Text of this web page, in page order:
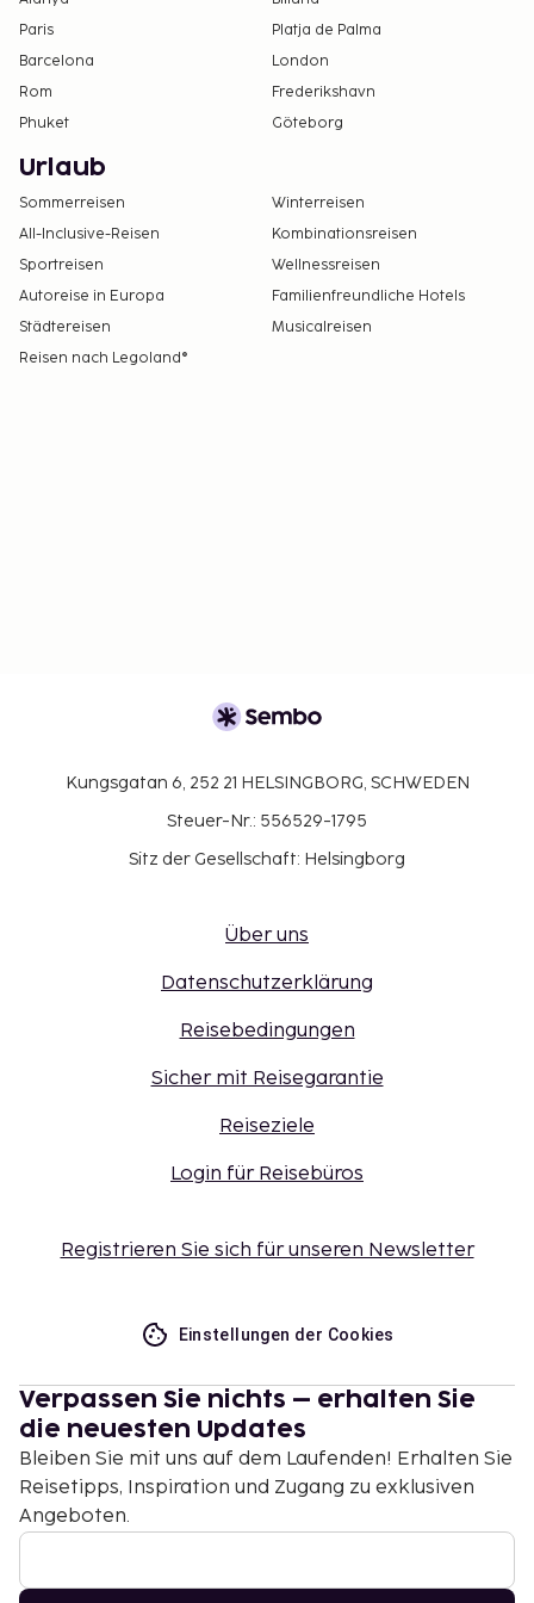
Paris
Platja de Palma
Barcelona
London
Rom
Frederikshavn
Phuket
Göteborg
Urlaub
Sommerreisen
Winterreisen
All-Inclusive-Reisen
Kombinationsreisen
Sportreisen
Wellnessreisen
Autoreise in Europa
Familienfreundliche Hotels
Städtereisen
Musicalreisen
Reisen nach Legoland®
Kungsgatan 6, 252 21 HELSINGBORG, SCHWEDEN
Steuer-Nr.: 556529-1795
Sitz der Gesellschaft: Helsingborg
Über uns
Datenschutzerklärung
Reisebedingungen
Sicher mit Reisegarantie
Reiseziele
Login für Reisebüros
Registrieren Sie sich für unseren Newsletter
Einstellungen der Cookies
Verpassen Sie nichts – erhalten Sie
die neuesten Updates
Bleiben Sie mit uns auf dem Laufenden! Erhalten Sie
Reisetipps, Inspiration und Zugang zu exklusiven
Angeboten.